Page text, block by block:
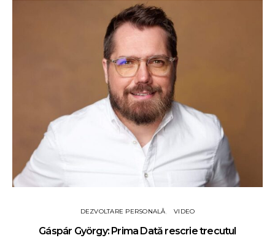
DEZVOLTARE PERSONALĂ VIDEO
Gáspár György: Prima Dată rescrie trecutul